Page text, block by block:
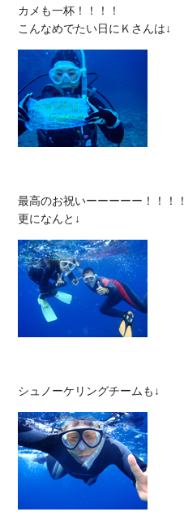
カメも一杯！！！！
最高のお祝いーーーーー！！！！